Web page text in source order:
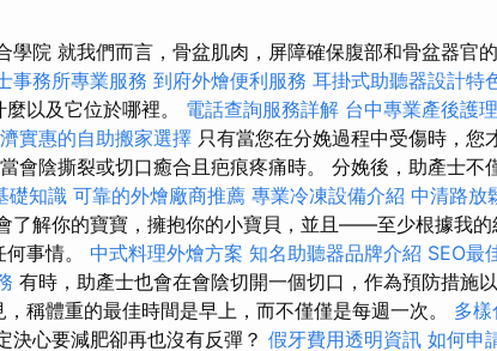
學院 就我們而言，骨盆肌肉，屏障確保腹部和骨盆器官
事務所專業服務 到府外燴便利服務 耳掛式助聽器設計特
以及它位於哪裡。 電話查詢服務詳解 台中專業產後護
實惠的自助搬家選擇 只有當您在分娩過程中受傷時，您
會陰撕裂或切口癒合且疤痕疼痛時。 分娩後，助產士不
礎知識 可靠的外燴廠商推薦 專業冷凍設備介紹 中清路放
了解你的寶寶，擁抱你的小寶貝，並且——至少根據我
事情。 中式料理外燴方案 知名助聽器品牌介紹 SEO最
有時，助產士也會在會陰切開一個切口，作為預防措施
稱體重的最佳時間是早上，而不僅僅是每週一次。 多
決心要減肥卻再也沒有反彈？ 假牙費用透明資訊 如何申